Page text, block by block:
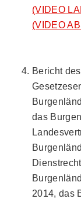
(VIDEO
(VIDEO
Bericht
das
2014, das